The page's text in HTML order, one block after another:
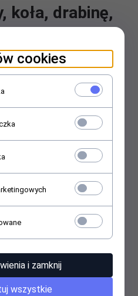
koła, drabinę,
obciążenie
cookies
i zamknij
wszystkie